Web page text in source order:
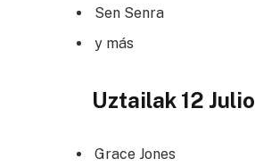
Sen Senra
y más
Uztailak 12 Julio
Grace Jones